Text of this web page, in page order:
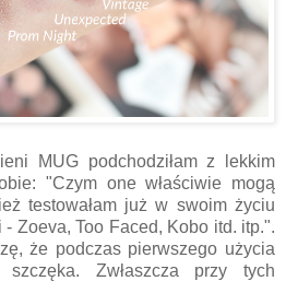
MUG podchodziłam z lekkim
"Czym one właściwie mogą
testowałam już w swoim życiu
Zoeva, Too Faced, Kobo itd. itp.".
że podczas pierwszego użycia
Zwłaszcza przy tych